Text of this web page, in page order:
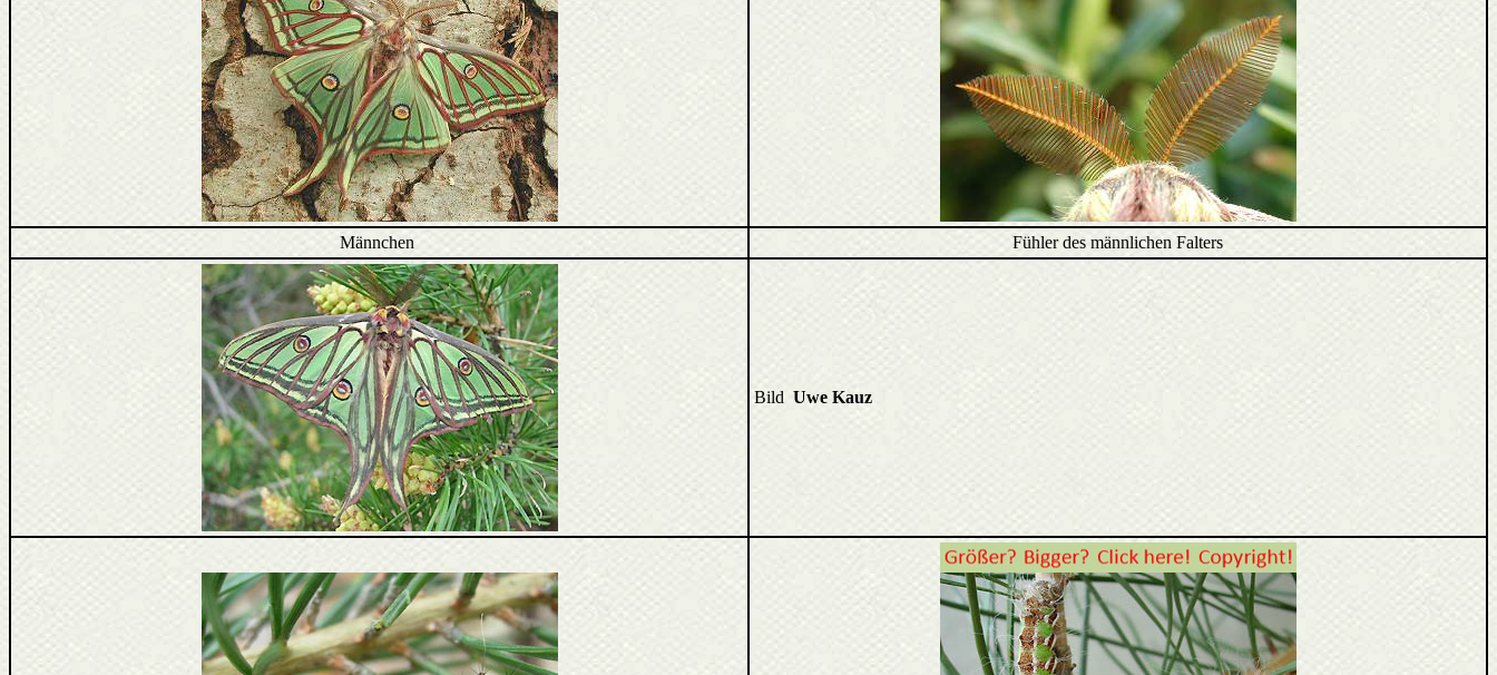
Männchen Fühler des männlichen Falters
Bild Uwe Kauz